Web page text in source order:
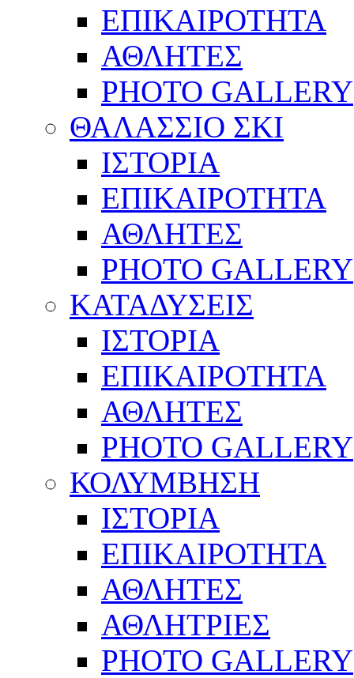
ΕΠΙΚΑΙΡΟΤΗΤΑ
ΑΘΛΗΤΕΣ
PHOTO GALLERY
ΘΑΛΑΣΣΙΟ ΣΚΙ
ΙΣΤΟΡΙΑ
ΕΠΙΚΑΙΡΟΤΗΤΑ
ΑΘΛΗΤΕΣ
PHOTO GALLERY
ΚΑΤΑΔΥΣΕΙΣ
ΙΣΤΟΡΙΑ
ΕΠΙΚΑΙΡΟΤΗΤΑ
ΑΘΛΗΤΕΣ
PHOTO GALLERY
ΚΟΛΥΜΒΗΣΗ
ΙΣΤΟΡΙΑ
ΕΠΙΚΑΙΡΟΤΗΤΑ
ΑΘΛΗΤΕΣ
ΑΘΛΗΤΡΙΕΣ
PHOTO GALLERY